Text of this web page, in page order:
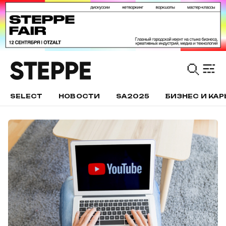
SELECT НОВОСТИ SA2025 БИЗНЕС И